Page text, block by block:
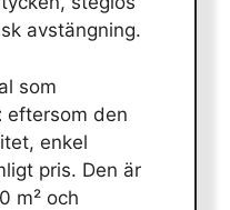
avstängning.
som
eftersom den
enkel
pris. Den är
m² och